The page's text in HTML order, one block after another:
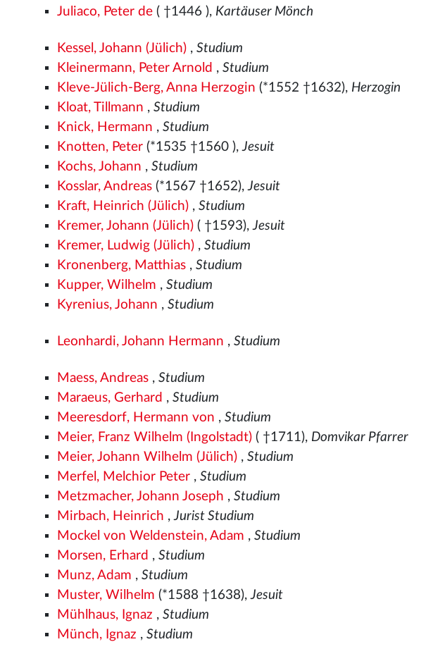
Juliaco, Peter de ( †1446 ), Kartäuser Mönch
Kessel, Johann (Jülich) ,Studium
Kleinermann, Peter Arnold ,Studium
Kleve-Jülich-Berg, Anna Herzogin (*1552 †1632), Herzogin
Kloat, Tillmann ,Studium
Knick, Hermann ,Studium
Knotten, Peter (*1535 †1560 ),Jesuit
Kochs, Johann ,Studium
Kosslar, Andreas (*1567 †1652),Jesuit
Kraft, Heinrich (Jülich) ,Studium
Kremer, Johann (Jülich) ( †1593),Jesuit
Kremer, Ludwig (Jülich) ,Studium
Kronenberg, Matthias ,Studium
Kupper, Wilhelm ,Studium
Kyrenius, Johann ,Studium
Leonhardi, Johann Hermann ,Studium
Maess, Andreas ,Studium
Maraeus, Gerhard ,Studium
Meeresdorf, Hermann von ,Studium
Meier, Franz Wilhelm (Ingolstadt) ( †1711), Domvikar Pfarrer
Meier, Johann Wilhelm (Jülich) ,Studium
Merfel, Melchior Peter ,Studium
Metzmacher, Johann Joseph ,Studium
Mirbach, Heinrich ,Jurist Studium
Mockel von Weldenstein, Adam ,Studium
Morsen, Erhard ,Studium
Munz, Adam ,Studium
Muster, Wilhelm (*1588 †1638),Jesuit
Mühlhaus, Ignaz ,Studium
Münch, Ignaz ,Studium